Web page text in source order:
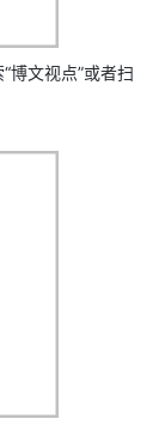
文视点”或者扫